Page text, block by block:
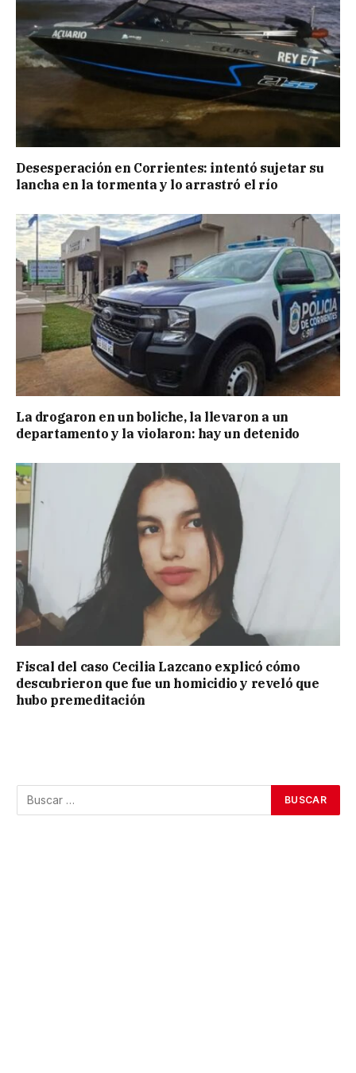
Desesperación en Corrientes: intentó sujetar su
lancha en la tormenta y lo arrastró el río
La drogaron en un boliche, la llevaron a un
departamento y la violaron: hay un detenido
Fiscal del caso Cecilia Lazcano explicó cómo
descubrieron que fue un homicidio y reveló que
hubo premeditación